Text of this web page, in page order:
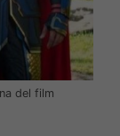
del film